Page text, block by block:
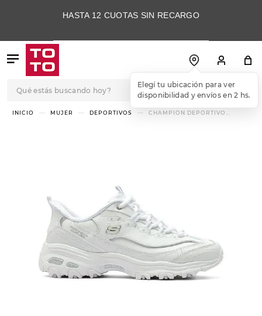
HASTA 12 CUOTAS SIN RECARGO
Elegí tu ubicación para ver
disponibilidad y envíos en 2 hs.
MUJER DEPORTIVOS
CHAMPION DEPORTIVO
TÉRMINOS MÁS
4
5.
botas mujer
6.
americansport
7.
sandalias
hitec